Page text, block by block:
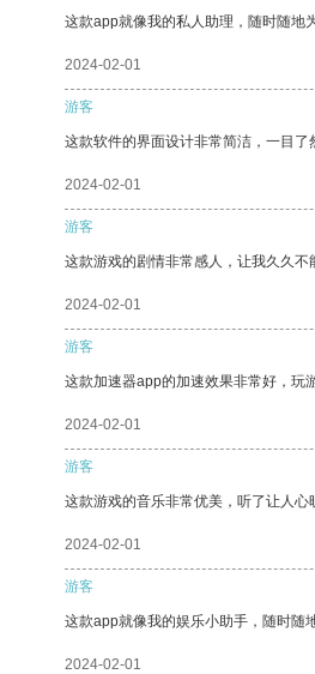
这款app就像我的私人助理，随时随地
2024-02-01
游客
这款软件的界面设计非常简洁，一目了
2024-02-01
游客
这款游戏的剧情非常感人，让我久久不
2024-02-01
游客
这款加速器app的加速效果非常好，玩
2024-02-01
游客
这款游戏的音乐非常优美，听了让人心
2024-02-01
游客
这款app就像我的娱乐小助手，随时随
2024-02-01